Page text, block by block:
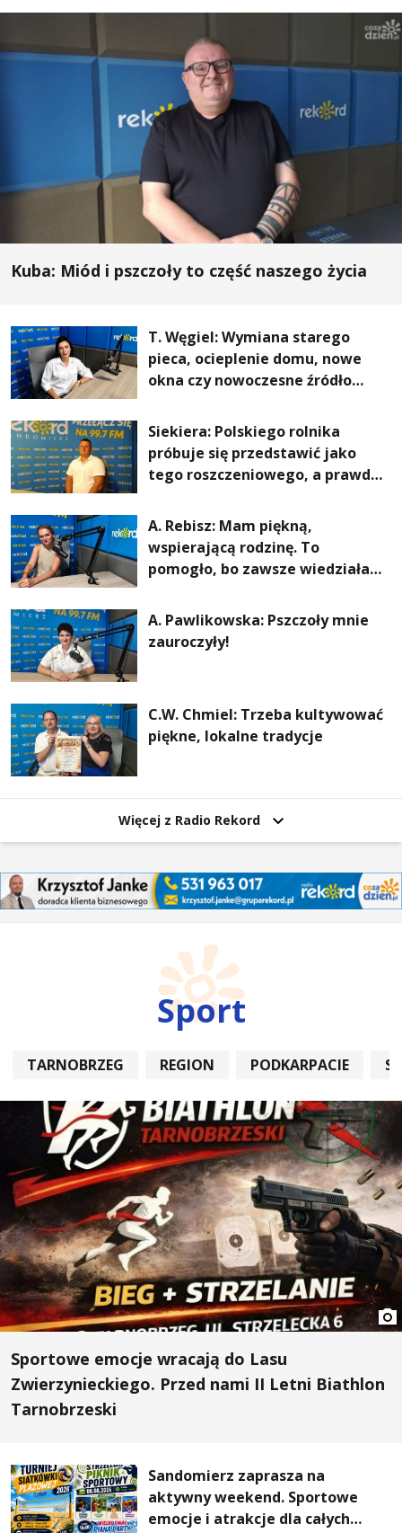
Kuba: Miód i pszczoły to część naszego życia
T. Węgiel: Wymiana starego
pieca, ocieplenie domu, nowe
okna czy nowoczesne źródło
rachunki za energię, lepszy
komfort życia i... czystsze
powietrze
Siekiera: Polskiego rolnika
próbuje się przedstawić jako
tego roszczeniowego, a prawda
A. Rebisz: Mam piękną,
wspierającą rodzinę. To
pomogło, bo zawsze wiedziałam,
najważniejsza
A. Pawlikowska: Pszczoły mnie
zauroczyły!
C.W. Chmiel: Trzeba kultywować
piękne, lokalne tradycje
Więcej z Radio Rekord
Sport
TARNOBRZEG REGION PODKARPACIE
Sportowe emocje wracają do Lasu
Zwierzynieckiego. Przed nami II Letni Biathlon
Tarnobrzeski
Sandomierz zaprasza na
aktywny weekend. Sportowe
emocje i atrakcje dla całych